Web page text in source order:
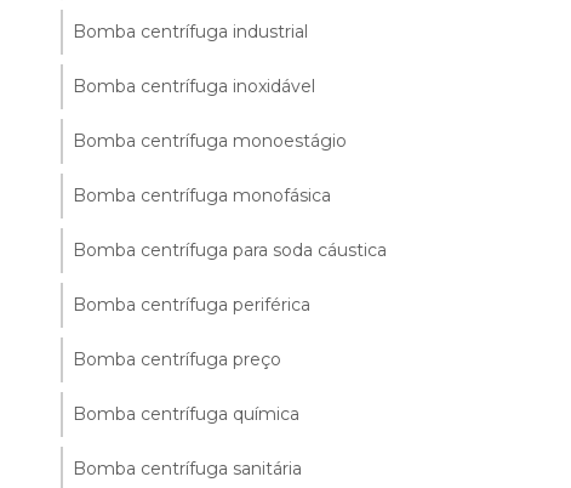
Bomba centrífuga industrial
Bomba centrífuga inoxidável
Bomba centrífuga monoestágio
Bomba centrífuga monofásica
Bomba centrífuga para soda cáustica
Bomba centrífuga periférica
Bomba centrífuga preço
Bomba centrífuga química
Bomba centrífuga sanitária